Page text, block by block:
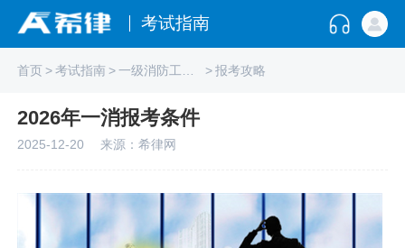
考试指南
首页>考试指南> > 报考攻略
2026年一消报考条件
2025-12-20 来源：希律网